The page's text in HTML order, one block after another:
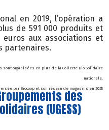
en 2019, l’opération a
de 591 000 produits et
aux associations et
partenaires.
sont organisées en plus de la Collecte Bio Solidaire
nationale.
par Biocoop et son réseau de magasins en 2025
des
(UGESS)